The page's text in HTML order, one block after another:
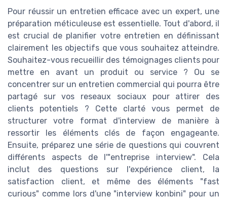
Pour réussir un entretien efficace avec un expert, une
préparation méticuleuse est essentielle. Tout d'abord, il
est crucial de planifier votre entretien en définissant
clairement les objectifs que vous souhaitez atteindre.
Souhaitez-vous recueillir des témoignages clients pour
mettre en avant un produit ou service ? Ou se
concentrer sur un entretien commercial qui pourra être
partagé sur vos reseaux sociaux pour attirer des
clients potentiels ? Cette clarté vous permet de
structurer votre format d'interview de manière à
ressortir les éléments clés de façon engageante.
Ensuite, préparez une série de questions qui couvrent
différents aspects de l'"entreprise interview". Cela
inclut des questions sur l'expérience client, la
satisfaction client, et même des éléments "fast
curious" comme lors d'une "interview konbini" pour un